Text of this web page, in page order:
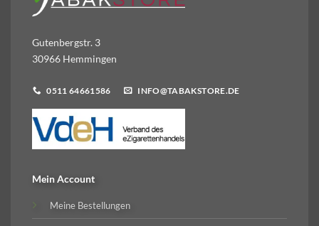
Gutenbergstr. 3
30966 Hemmingen
0511 64661586 INFO@TABAKSTORE.DE
Mein Account
Meine Bestellungen